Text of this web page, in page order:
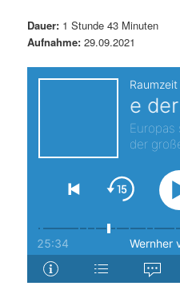
i
n
p
g
n
Dauer: 1 Stunde 43 Minuten
Aufnahme: 29.09.2021